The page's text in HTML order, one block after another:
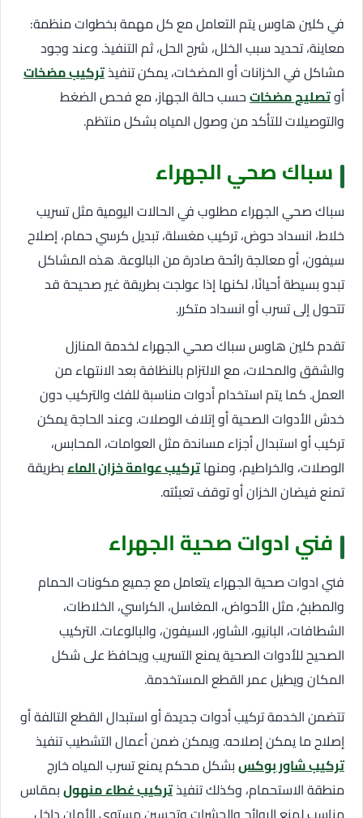
في كلين هاوس يتم التعامل مع كل مهمة بخطوات منظمة:
معاينة، تحديد سبب الخلل، شرح الحل، ثم التنفيذ. وعند وجود
مشاكل في الخزانات أو المضخات، يمكن تنفيذتركيب مضخات
أوتصليح مضخاتحسب حالة الجهاز، مع فحص الضغط
والتوصيلات للتأكد من وصول المياه بشكل منتظم.
سباك صحي الجهراء
سباك صحي الجهراء مطلوب في الحالات اليومية مثل تسريب
خلاط، انسداد حوض، تركيب مغسلة، تبديل كرسي حمام، إصلاح
سيفون، أو معالجة رائحة صادرة من البالوعة. هذه المشاكل
تبدو بسيطة أحيانًا، لكنها إذا عولجت بطريقة غير صحيحة قد
تتحول إلى تسرب أو انسداد متكرر.
تقدم كلين هاوس سباك صحي الجهراء لخدمة المنازل
والشقق والمحلات، مع الالتزام بالنظافة بعد الانتهاء من
العمل. كما يتم استخدام أدوات مناسبة للفك والتركيب دون
خدش الأدوات الصحية أو إتلاف الوصلات. وعند الحاجة يمكن
تركيب أو استبدال أجزاء مساندة مثل العوامات، المحابس،
الوصلات، والخراطيم، ومنهاتركيب عوامة خزان الماءبطريقة
تمنع فيضان الخزان أو توقف تعبئته.
فني ادوات صحية الجهراء
فني ادوات صحية الجهراء يتعامل مع جميع مكونات الحمام
والمطبخ، مثل الأحواض، المغاسل، الكراسي، الخلاطات،
الشطافات، البانيو، الشاور، السيفون، والبالوعات. التركيب
الصحيح للأدوات الصحية يمنع التسريب ويحافظ على شكل
المكان ويطيل عمر القطع المستخدمة.
تتضمن الخدمة تركيب أدوات جديدة أو استبدال القطع التالفة أو
إصلاح ما يمكن إصلاحه. ويمكن ضمن أعمال التشطيب تنفيذ
تركيب شاور بوكسبشكل محكم يمنع تسرب المياه خارج
منطقة الاستحمام، وكذلك تنفيذتركيب غطاء منهولبمقاس